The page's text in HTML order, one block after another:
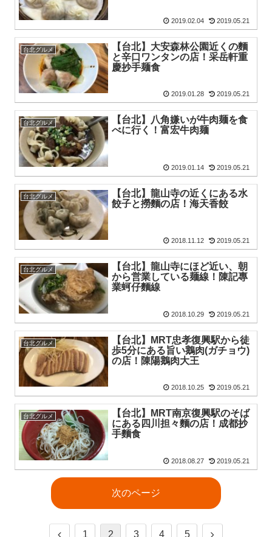
2019.02.04 2019.05.21
台北グルメ
【台北】大安森林公園近くの麵
と辛口ワンタンの店！采岳軒重
慶抄手麺食
2019.01.28 2019.05.21
台北グルメ
【台北】八角嫌いが牛肉麺を食
べに行く！富宏牛肉麺
2019.01.14 2019.05.21
台北グルメ
【台北】龍山寺の近くにある水
餃子と撈麵の店！海天香餃
2018.11.12 2019.05.21
台北グルメ
【台北】龍山寺にほど近い、朝
から営業している麺線！陳記專
業蚵仔麵線
2018.10.29 2019.05.21
台北グルメ
【台北】MRT忠孝復興駅から徒
歩5分にある旨い鵝肉(ガチョウ)
の店！陳陽鵝肉大王
2018.10.25 2019.05.21
台北グルメ
【台北】MRT南京復興駅のそば
にある四川担々麵の店！成都抄
手麵食
2018.08.27 2019.05.21
次のページ
1 2 3 4 5